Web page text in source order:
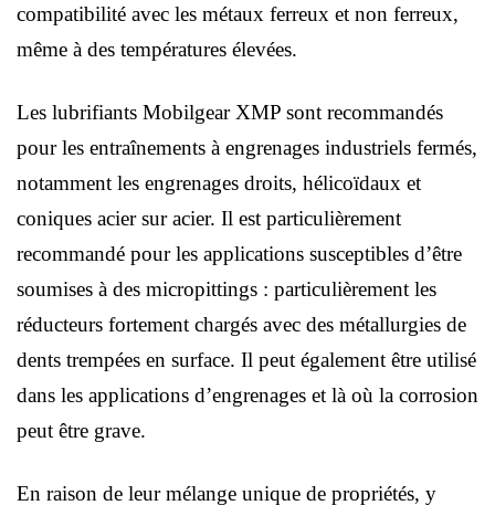
compatibilité avec les métaux ferreux et non ferreux,
même à des températures élevées.
Les lubrifiants Mobilgear XMP sont recommandés
pour les entraînements à engrenages industriels fermés,
notamment les engrenages droits, hélicoïdaux et
coniques acier sur acier. Il est particulièrement
recommandé pour les applications susceptibles d’être
soumises à des micropittings : particulièrement les
réducteurs fortement chargés avec des métallurgies de
dents trempées en surface. Il peut également être utilisé
dans les applications d’engrenages et là où la corrosion
peut être grave.
En raison de leur mélange unique de propriétés, y